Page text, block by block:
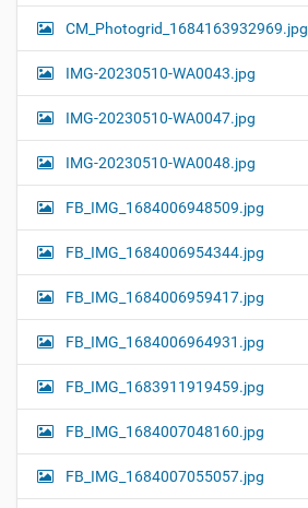
CM_Photogrid_1684163932969.jpg
IMG-20230510-WA0043.jpg
IMG-20230510-WA0047.jpg
IMG-20230510-WA0048.jpg
FB_IMG_1684006948509.jpg
FB_IMG_1684006954344.jpg
FB_IMG_1684006959417.jpg
FB_IMG_1684006964931.jpg
FB_IMG_1683911919459.jpg
FB_IMG_1684007048160.jpg
FB_IMG_1684007055057.jpg